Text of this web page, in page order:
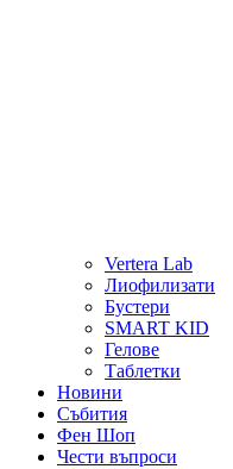
Vertera Lab
Лиофилизати
Бустери
SMART KID
Гелове
Таблетки
Новини
Събития
Фен Шоп
Чести въпроси